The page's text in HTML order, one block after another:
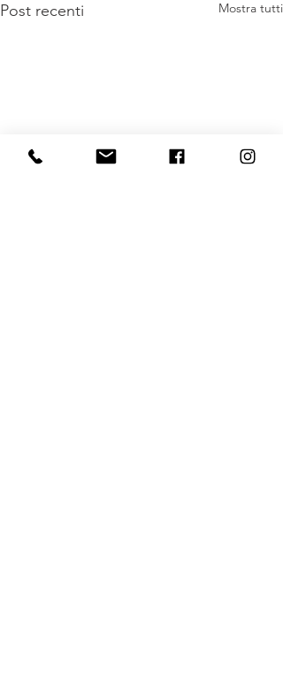
Post recenti Mostra tutti